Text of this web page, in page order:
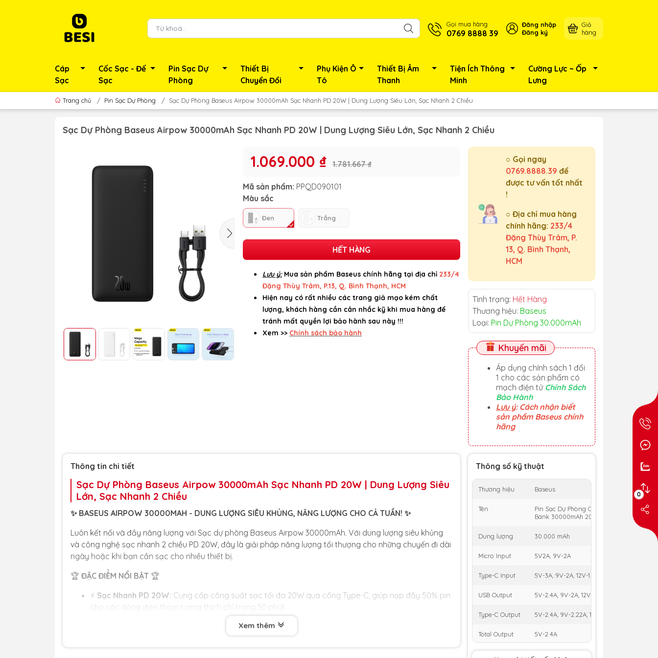
Gọi mua hàng
0769 8888 39
Đăng nhập
Đăng ký
Giỏ
hàng
Cáp
Sạc
Cốc Sạc - Đế
Sạc
Pin Sạc Dự
Phòng
Thiết Bị
Chuyển Đổi
Phụ Kiện Ô
Tô
Thiết Bị Âm
Thanh
Tiện Ích Thông
Minh
Cường Lực ~ Ốp
Lưng
Trang chủ / Pin Sạc Dự Phòng / Sạc Dự Phòng Baseus Airpow 30000mAh Sạc Nhanh PD 20W | Dung Lượng Siêu Lớn, Sạc Nhanh 2 Chiều
Sạc Dự Phòng Baseus Airpow 30000mAh Sạc Nhanh PD 20W | Dung Lượng Siêu Lớn, Sạc Nhanh 2 Chiều
1.069.000 ₫ 1.781.667 ₫
Mã sản phẩm: PPQD090101
Màu sắc
Đen Trắng
HẾT HÀNG
Lưu ý: Mua sản phẩm Baseus chính hãng tại địa chỉ 233/4
Đặng Thùy Trâm, P.13, Q. Bình Thạnh, HCM
Hiện nay có rất nhiều các trang giả mạo kém chất
lượng, khách hàng cần cân nhắc kỹ khi mua hàng để
tránh mất quyền lợi bảo hành sau này !!!
Xem >> Chính sách bảo hành
0
○ Gọi ngay
0769.8888.39 để
được tư vấn tốt nhất
!
○ Địa chỉ mua hàng
chính hãng: 233/4
Đặng Thùy Trâm, P.
13, Q. Bình Thạnh,
HCM
Tình trạng: Hết Hàng
Thương hiệu: Baseus
Loại: Pin Dự Phòng 30.000mAh
Khuyến mãi
Áp dụng chính sách 1 đổi
1 cho các sản phẩm có
mạch điện tử Chính Sách
Bảo Hành
Lưu ý: Cách nhận biết
sản phẩm Baseus chính
hãng
Thông số kỹ thuật
Thương hiệu Baseus
Tên
Pin Sạc Dự Phòng OS-Baseus Airpow Fast
Bank 30000mAh 20W
Dung lượng 30.000 mAh
Micro Input 5V2A, 9V-2A
Type-C Input 5V-3A, 9V-2A, 12V-1.5A
USB Output 5V-2.4A, 9V-2A, 12V-1.5A
Type-C Output 5V-2.4A, 9V-2.22A, 12V-1.5A
Total Output 5V-2.4A
Thông tin chi tiết
Sạc Dự Phòng Baseus Airpow 30000mAh Sạc Nhanh PD 20W | Dung Lượng Siêu
Lớn, Sạc Nhanh 2 Chiều
✨ BASEUS AIRPOW 30000MAH - DUNG LƯỢNG SIÊU KHỦNG, NĂNG LƯỢNG CHO CẢ TUẦN! ✨
Luôn kết nối và đầy năng lượng với Sạc dự phòng Baseus Airpow 30000mAh. Với dung lượng siêu khủng
và công nghệ sạc nhanh 2 chiều PD 20W, đây là giải pháp năng lượng tối thượng cho những chuyến đi dài
ngày hoặc khi bạn cần sạc cho nhiều thiết bị.
🏆 ĐẶC ĐIỂM NỔI BẬT 🏆
⚡ Sạc Nhanh PD 20W: Cung cấp công suất sạc tối đa 20W qua cổng Type-C, giúp nạp đầy 50% pin
cho các dòng điện thoại tương thích chỉ trong 30 phút.
Không chỉ sạc nhanh cho các thiết bị khác (Output), mà chính viên pin cũng
có thể được sạc đầy lại nhanh chóng (Input) qua cả cổng Micro USB và Type-C.
Xem thêm